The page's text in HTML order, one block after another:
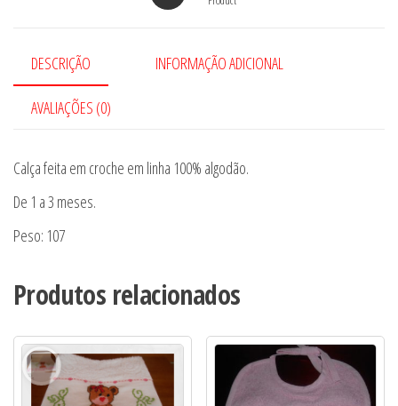
DESCRIÇÃO INFORMAÇÃO ADICIONAL
AVALIAÇÕES (0)
Calça feita em croche em linha 100% algodão.
De 1 a 3 meses.
Peso: 107
Produtos relacionados